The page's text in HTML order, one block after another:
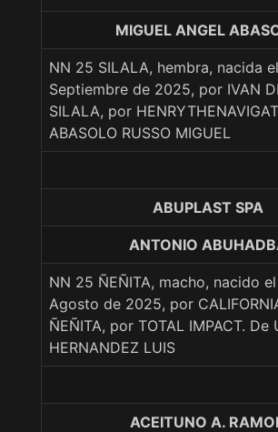
MIGUEL ANGEL
NN 25 SILALA, hembra, nacida
Septiembre de 2025, por IVAN
SILALA, por
ABASOLO RUSSO MIGUEL
ABUPLAST SPA
ANTONIO
NN 25 ÑEÑITA, macho, nacido
Agosto de 2025, por
ÑEÑITA, por TOTAL IMPACT. De
HERNANDEZ LUIS
ACEITUNO A.